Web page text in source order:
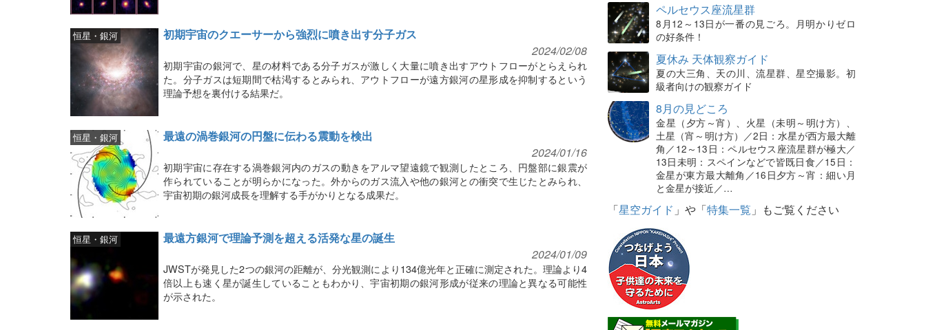
初期宇宙のクエーサーから強烈に噴き出す分子ガス
恒星・銀河
2024/02/08
初期宇宙の銀河で、星の材料である分子ガスが激しく大量に噴き出すアウトフローがとらえられ
た。分子ガスは短期間で枯渇するとみられ、アウトフローが遠方銀河の星形成を抑制するという
理論予想を裏付ける結果だ。
最遠の渦巻銀河の円盤に伝わる震動を検出
恒星・銀河
2024/01/16
初期宇宙に存在する渦巻銀河内のガスの動きをアルマ望遠鏡で観測したところ、円盤部に銀震が
作られていることが明らかになった。外からのガス流入や他の銀河との衝突で生じたとみられ、
宇宙初期の銀河成長を理解する手がかりとなる成果だ。
最遠方銀河で理論予測を超える活発な星の誕生
恒星・銀河
2024/01/09
JWSTが発見した2つの銀河の距離が、分光観測により134億光年と正確に測定された。理論より4
倍以上も速く星が誕生していることもわかり、宇宙初期の銀河形成が従来の理論と異なる可能性
が示された。
ペルセウス座流星群
8月12～13日が一番の見ごろ。月明かりゼロ
の好条件！
夏休み 天体観察ガイド
夏の大三角、天の川、流星群、星空撮影。初
級者向けの観察ガイド
8月の見どころ
金星（夕方～宵）、火星（未明～明け方）、
土星（宵～明け方）／2日：水星が西方最大離
角／12～13日：ペルセウス座流星群が極大／
13日未明：スペインなどで皆既日食／15日：
金星が東方最大離角／16日夕方～宵：細い月
と金星が接近／…
「星空ガイド 」や「特集一覧 」もご覧ください